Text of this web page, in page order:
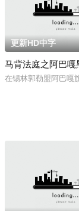
一个日本小孩，犹
临关闭的乡村教学
饰）怎么也想不到
更新HD中字
马背法庭之阿巴嘎
在锡林郭勒盟阿巴嘎